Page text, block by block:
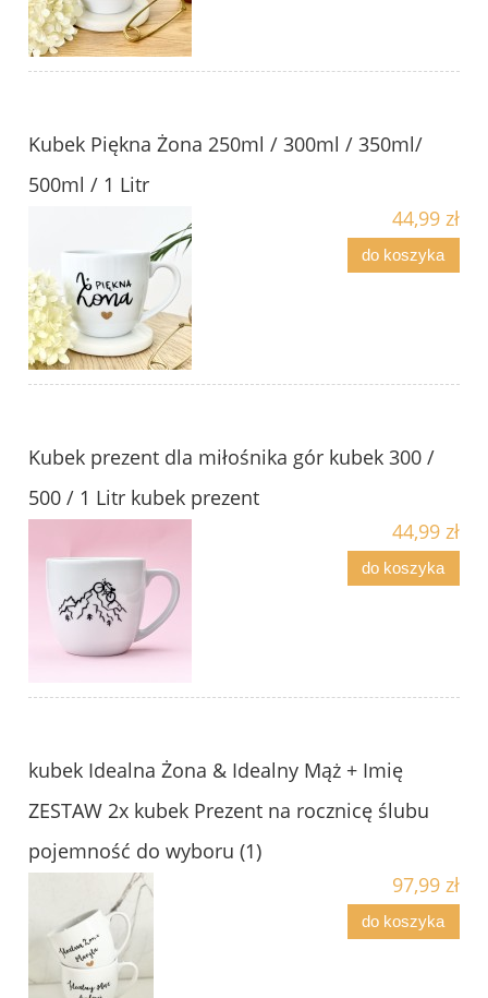
Kubek Piękna Żona 250ml / 300ml / 350ml/
500ml / 1 Litr
44,99 zł
do koszyka
Kubek prezent dla miłośnika gór kubek 300 /
500 / 1 Litr kubek prezent
44,99 zł
do koszyka
kubek Idealna Żona & Idealny Mąż + Imię
ZESTAW 2x kubek Prezent na rocznicę ślubu
pojemność do wyboru (1)
97,99 zł
do koszyka